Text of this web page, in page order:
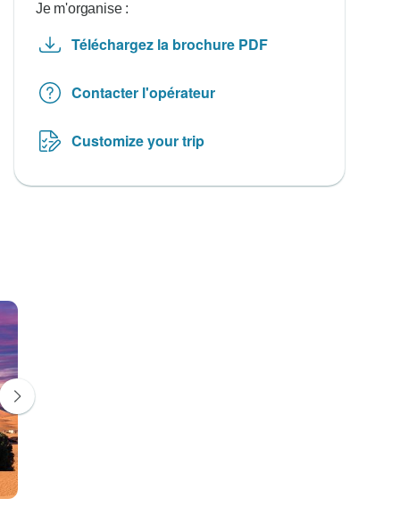
Je m'organise :
Téléchargez la brochure PDF
Contacter l'opérateur
Customize your trip